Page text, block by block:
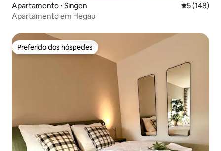
Apartamento ⋅ Singen 5 de uma
5 (148)
Apartamento em Hegau
Preferido dos hóspedes
Preferido dos hóspedes